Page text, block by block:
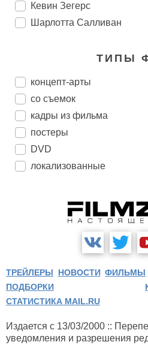
Кевин Зегерс
Шарлотта Салливан
ТИПЫ
концепт-арты
со съемок
кадры из фильма
постеры
DVD
локализованные
ТРЕЙЛЕРЫ НОВОСТИ ФИЛЬМЫ
ПОДБОРКИ
СТАТИСТИКА MAIL.RU
Издается с 13/03/2000 ::
уведомления и разрешения